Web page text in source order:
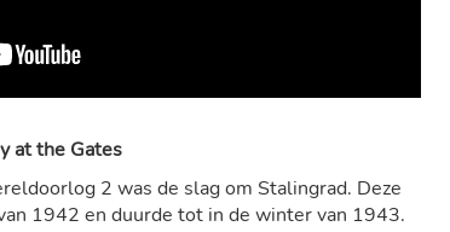
at the Gates
2 was de slag om Stalingrad. Deze
1942 en duurde tot in de winter van 1943.